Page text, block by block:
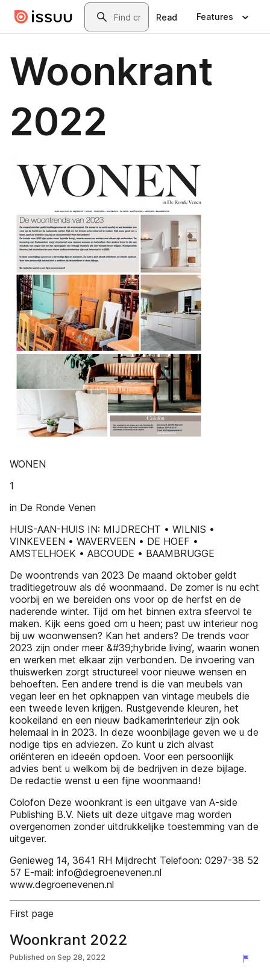
Skip to main contentSearch
Read Features
Woonkrant
2022
WONEN
1
in De Ronde Venen
HUIS-AAN-HUIS IN: MIJDRECHT • WILNIS •
VINKEVEEN • WAVERVEEN • DE HOEF •
AMSTELHOEK • ABCOUDE • BAAMBRUGGE
De woontrends van 2023 De maand oktober geldt
traditiegetrouw als dé woonmaand. De zomer is nu echt
voorbij en we bereiden ons voor op de herfst en de
naderende winter. Tijd om het binnen extra sfeervol te
maken. Kijk eens goed om u heen; past uw interieur nog
bij uw woonwensen? Kan het anders? De trends voor
2023 zijn onder meer &#39;hybride living’, waarin wonen
en werken met elkaar zijn verbonden. De invoering van
thuiswerken zorgt structureel voor nieuwe wensen en
behoeften. Een andere trend is die van meubels van
vegan leer en het opknappen van vintage meubels die
een tweede leven krijgen. Rustgevende kleuren, het
kookeiland en een nieuw badkamerinterieur zijn ook
helemaal in in 2023. In deze woonbijlage geven we u de
nodige tips en adviezen. Zo kunt u zich alvast
oriënteren en ideeën opdoen. Voor een persoonlijk
advies bent u welkom bij de bedrijven in deze bijlage.
De redactie wenst u een fijne woonmaand!
Colofon Deze woonkrant is een uitgave van A-side
Publishing B.V. Niets uit deze uitgave mag worden
overgenomen zonder uitdrukkelijke toestemming van de
uitgever.
Genieweg 14, 3641 RH Mijdrecht Telefoon: 0297-38 52
57 E-mail: info@degroenevenen.nl
www.degroenevenen.nl
First page
Woonkrant 2022
Published on Sep 28, 2022